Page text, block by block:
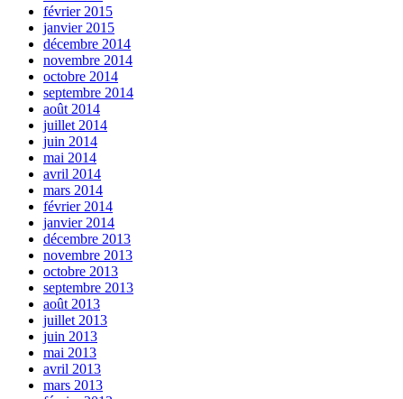
février 2015
janvier 2015
décembre 2014
novembre 2014
octobre 2014
septembre 2014
août 2014
juillet 2014
juin 2014
mai 2014
avril 2014
mars 2014
février 2014
janvier 2014
décembre 2013
novembre 2013
octobre 2013
septembre 2013
août 2013
juillet 2013
juin 2013
mai 2013
avril 2013
mars 2013